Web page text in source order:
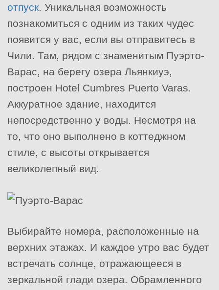
отпуск. Уникальная возможность
познакомиться с одним из таких чудес
появится у вас, если вы отправитесь в
Чили. Там, рядом с знаменитым Пуэрто-
Варас, на берегу озера Льянкиуэ,
построен Hotel Cumbres Puerto Varas.
Аккуратное здание, находится
непосредственно у воды. Несмотря на
то, что оно выполнено в коттеджном
стиле, с высоты открывается
великолепный вид.
Выбирайте номера, расположенные на
верхних этажах. И каждое утро вас будет
встречать солнце, отражающееся в
зеркальной глади озера. Обрамленного